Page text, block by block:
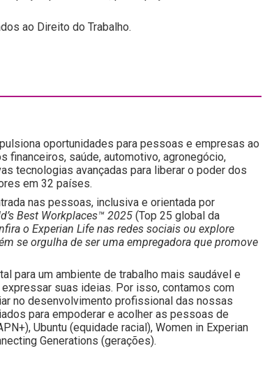
ao Direito do Trabalho.
oportunidades para pessoas e empresas ao
financeiros, saúde, automotivo, agronegócio,
tecnologias avançadas para liberar o poder dos
em 32 países.
nas pessoas, inclusiva e orientada por
Best Workplaces™ 2025 (Top 25 global da
o Experian Life nas redes sociais ou explore
se orgulha de ser uma empregadora que promove
para um ambiente de trabalho mais saudável e
suas ideias. Por isso, contamos com
no desenvolvimento profissional das nossas
para empoderar e acolher as pessoas de
Ubuntu (equidade racial), Women in Experian
Generations (gerações).